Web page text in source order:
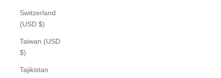
Switzerland
(USD $)
Taiwan (USD
$)
Tajikistan